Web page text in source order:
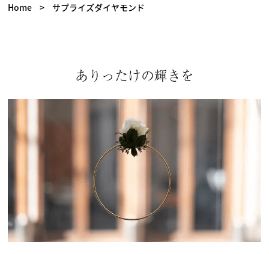
Home > サプライズダイヤモンド
ありったけの輝きを